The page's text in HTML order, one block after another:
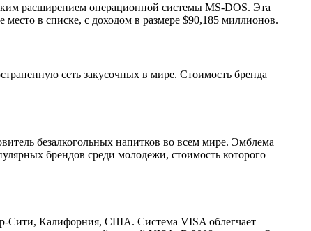
расширением операционной системы MS-DOS. Эта
в списке, с доходом в размере $90,185 миллионов.
сеть закусочных в мире. Стоимость бренда
безалкогольных напитков во всем мире. Эмблема
брендов среди молодежи, стоимость которого
Сити, Калифорния, США. Система VISA облегчает